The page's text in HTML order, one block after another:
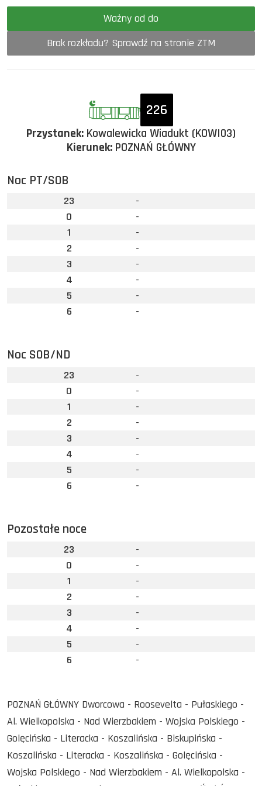
Ważny od do
Brak rozkładu? Sprawdź na stronie ZTM
226
Przystanek: Kowalewicka Wiadukt (KOWI03)
Kierunek:POZNAŃ GŁÓWNY
Noc PT/SOB
23
-
0
-
1
-
2
-
3
-
4
-
5
-
6
-
Noc SOB/ND
23
-
0
-
1
-
2
-
3
-
4
-
5
-
6
-
Pozostałe noce
23
-
0
-
1
-
2
-
3
-
4
-
5
-
6
-
POZNAŃ GŁÓWNY Dworcowa - Roosevelta - Pułaskiego -
Al. Wielkopolska - Nad Wierzbakiem - Wojska Polskiego -
Golęcińska - Literacka - Koszalińska - Biskupińska -
Koszalińska - Literacka - Koszalińska - Golęcińska -
Wojska Polskiego - Nad Wierzbakiem - Al. Wielkopolska -